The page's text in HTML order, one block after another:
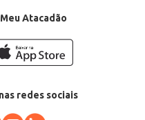
Atacadão
redes sociais